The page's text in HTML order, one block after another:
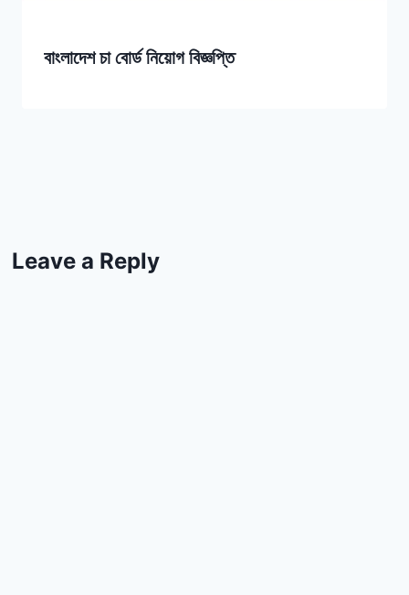
বাংলাদেশ চা বোর্ড নিয়োগ বিজ্ঞপ্তি
Leave a Reply